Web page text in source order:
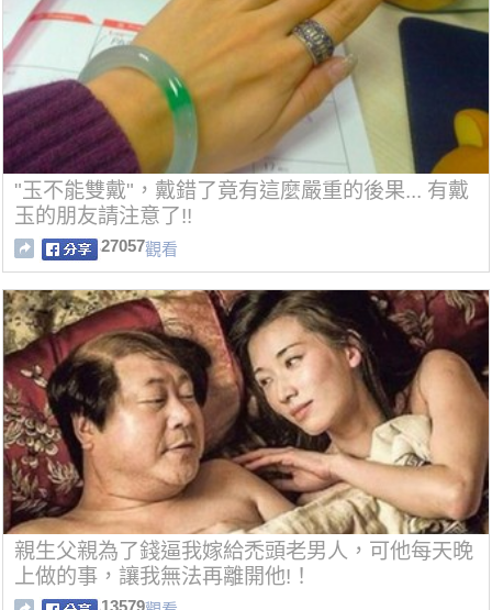
"玉不能雙戴"，戴錯了竟有這麼嚴重的後果... 有戴
玉的朋友請注意了!!
27057觀看
親生父親為了錢逼我嫁給禿頭老男人，可他每天晚
上做的事，讓我無法再離開他!！
13579